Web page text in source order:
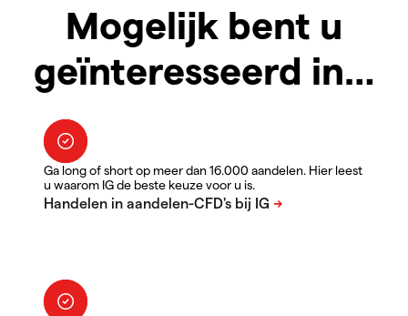
Mogelijk bent u
geïnteresseerd in…
Ga long of short op meer dan 16.000 aandelen. Hier leest
u waarom IG de beste keuze voor u is.